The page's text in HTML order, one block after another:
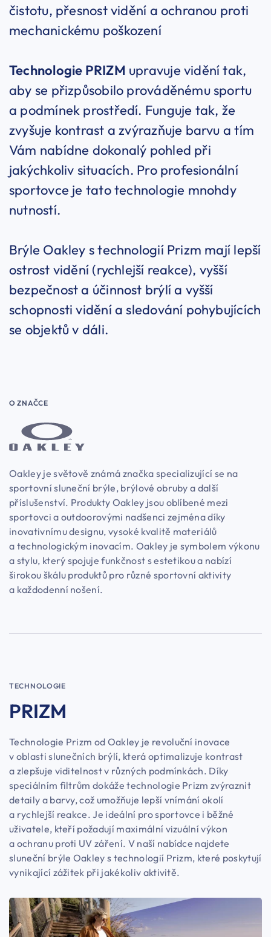
čistotu, přesnost vidění a ochranou proti
mechanickému poškození
Technologie PRIZM upravuje vidění tak,
aby se přizpůsobilo prováděnému sportu
a podmínek prostředí. Funguje tak, že
zvyšuje kontrast a zvýrazňuje barvu a tím
Vám nabídne dokonalý pohled při
jakýchkoliv situacích. Pro profesionální
sportovce je tato technologie mnohdy
nutností.
Brýle Oakley s technologií Prizm mají lepší
ostrost vidění (rychlejší reakce), vyšší
bezpečnost a účinnost brýlí a vyšší
schopnosti vidění a sledování pohybujících
se objektů v dáli.
O ZNAČCE
Oakley je světově známá značka specializující se na
sportovní sluneční brýle, brýlové obruby a další
příslušenství. Produkty Oakley jsou oblíbené mezi
sportovci a outdoorovými nadšenci zejména díky
inovativnímu designu, vysoké kvalitě materiálů
a technologickým inovacím. Oakley je symbolem výkonu
a stylu, který spojuje funkčnost s estetikou a nabízí
širokou škálu produktů pro různé sportovní aktivity
a každodenní nošení.
TECHNOLOGIE
PRIZM
Technologie Prizm od Oakley je revoluční inovace
v oblasti slunečních brýlí, která optimalizuje kontrast
a zlepšuje viditelnost v různých podmínkách. Díky
speciálním filtrům dokáže technologie Prizm zvýraznit
detaily a barvy, což umožňuje lepší vnímání okolí
a rychlejší reakce. Je ideální pro sportovce i běžné
uživatele, kteří požadují maximální vizuální výkon
a ochranu proti UV záření. V naší nabídce najdete
sluneční brýle Oakley s technologií Prizm, které poskytují
vynikající zážitek při jakékoliv aktivitě.